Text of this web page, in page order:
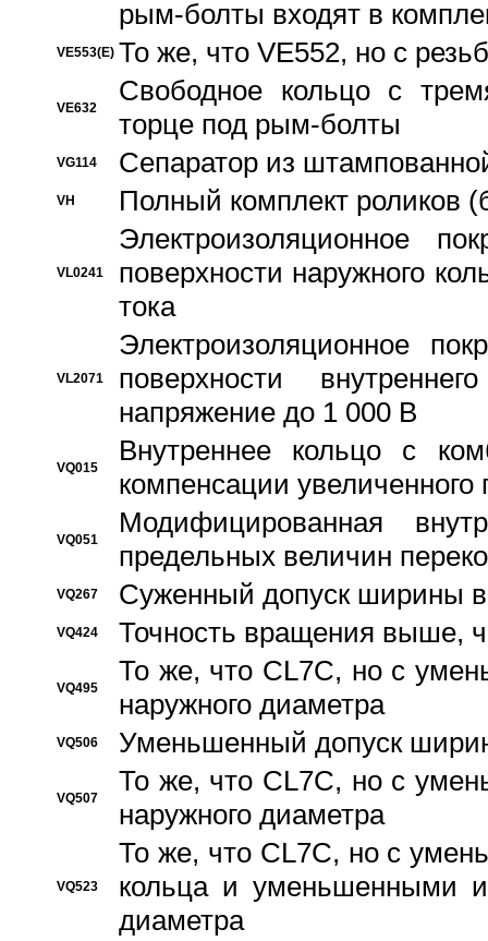
рым-болты входят в
VE553(E) То же, что VE552, но с
VE632
Свободное кольцо с
торце под рым-болты
VG114 Сепаратор из
VH Полный комплект роликов
VL0241
Электроизоляционное
поверхности наружного
тока
VL2071
Электроизоляционное
поверхности
напряжение до 1 000 В
VQ015
Bнутреннее кольцо с
компенсации увеличенного
VQ051
Модифицированная
предельных величин
VQ267 Суженный допуск ширины
VQ424 Точность вращения выше,
VQ495
То же, что CL7C, но с
наружного диаметра
VQ506 Уменьшенный допуск
VQ507
То же, что CL7C, но с
наружного диаметра
VQ523
То же, что CL7C, но с
кольца и уменьшенными
диаметра